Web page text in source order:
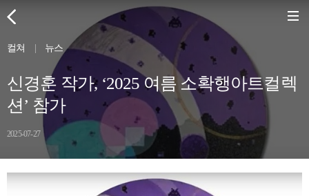
컬쳐 뉴스
신경훈 작가, ‘2025 여름 소확행아트컬렉
션’ 참가
2025-07-27